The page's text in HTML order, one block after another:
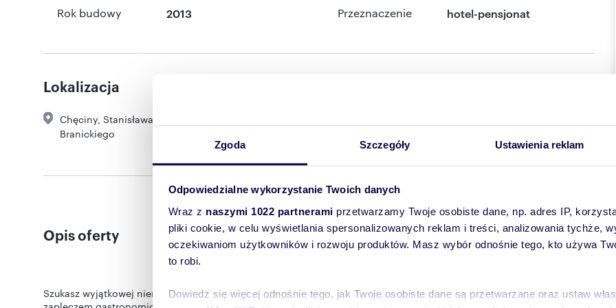
Zgoda Szczegóły Ustawienia reklam
Odpowiedzialne wykorzystanie Twoich danych
Wraz z naszymi 1022 partnerami przetwarzamy Twoje osobiste dane, np. adres IP,
pliki cookie, w celu wyświetlania spersonalizowanych reklam i treści, analizowania tychże,
oczekiwaniom użytkowników i rozwoju produktów. Masz wybór odnośnie tego, kto używa
to robi.
Dowiedz się więcej odnośnie tego, jak Twoje osobiste dane są przetwarzane oraz ustaw
Rok budowy 2013 Przeznaczenie hotel-pensjonat
Lokalizacja
Chęciny, Stanisława
Branickiego
Opis oferty
Szukasz wyjątkowej nieruchomości w malowniczych Chęcinach? Oto doskonała okazja! Przedstawiamy hotel z